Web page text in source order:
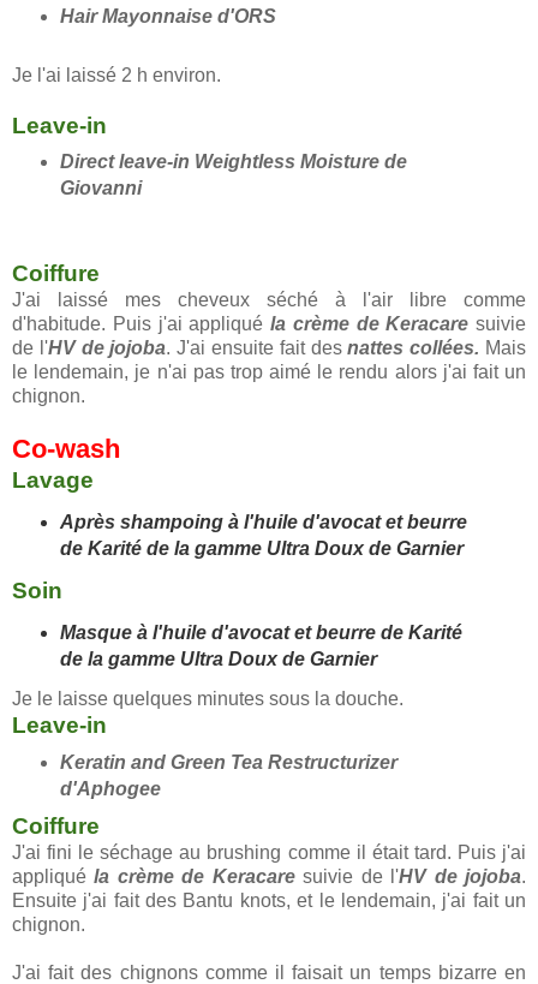
Hair Mayonnaise d'ORS
Je l'ai laissé 2 h environ.
Leave-in
Direct leave-in Weightless Moisture de
Giovanni
Coiffure
J'ai laissé mes cheveux séché à l'air libre comme
d'habitude. Puis j'ai appliqué la crème de Keracare suivie
de l'HV de jojoba. J'ai ensuite fait desnattes collées. Mais
le lendemain, je n'ai pas trop aimé le rendu alors j'ai fait un
chignon.
Co-wash
Lavage
Après shampoing à l'huile d'avocat et beurre
de Karité de la gamme Ultra Doux de Garnier
Soin
Masque à l'huile d'avocat et beurre de Karité
de la gamme Ultra Doux de Garnier
Je le laisse quelques minutes sous la douche.
Leave-in
Keratin and Green Tea Restructurizer
d'Aphogee
Coiffure
J'ai fini le séchage au brushing comme il était tard. Puis j'ai
appliquéla crème de Keracaresuivie de l'HV de jojoba.
Ensuite j'ai fait des Bantu knots, et le lendemain, j'ai fait un
chignon.
J'ai fait des chignons comme il faisait un temps bizarre en